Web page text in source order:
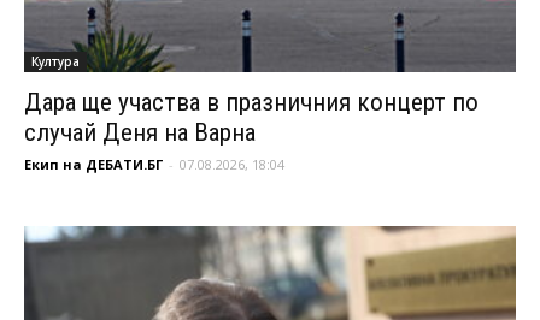
Култура
Дара ще участва в празничния концерт по
случай Деня на Варна
Екип на ДЕБАТИ.БГ - 07.08.2026, 18:04